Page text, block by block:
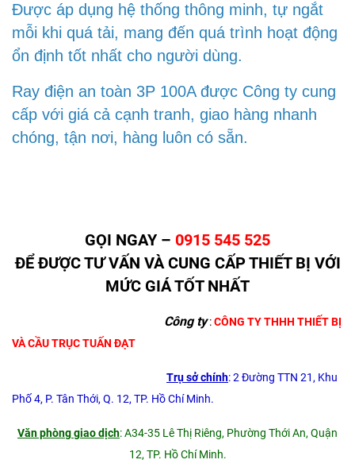
Được áp dụng hệ thống thông minh, tự ngắt
mỗi khi quá tải, mang đến quá trình hoạt động
ổn định tốt nhất cho người dùng.
Ray điện an toàn 3P 100A được Công ty cung
cấp với giá cả cạnh tranh, giao hàng nhanh
chóng, tận nơi, hàng luôn có sẵn.
GỌI NGAY – 0915 545 525
ĐỂ ĐƯỢC TƯ VẤN VÀ CUNG CẤP THIẾT BỊ VỚI
MỨC GIÁ TỐT NHẤT
Công ty:CÔNG TY THHH THIẾT BỊ
VÀ CẦU TRỤC TUẤN ĐẠT
Trụ sở chính: 2 Đường TTN 21, Khu
Phố 4, P. Tân Thới, Q. 12, TP. Hồ Chí Minh.
Văn phòng giao dịch: A34-35 Lê Thị Riêng, Phường Thới An, Quận
12, TP. Hồ Chí Minh.